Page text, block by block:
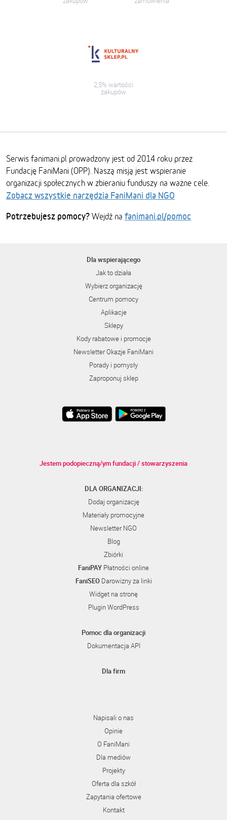
2,5% wartości
zakupów
Serwis fanimani.pl prowadzony jest od 2014 roku przez
Fundację FaniMani (OPP). Naszą misją jest wspieranie
organizacji społecznych w zbieraniu funduszy na ważne cele.
Zobacz wszystkie narzędzia FaniMani dla NGO
Potrzebujesz pomocy? Wejdź na fanimani.pl/pomoc
Dla wspierającego
Jak to działa
Wybierz organizację
Centrum pomocy
Aplikacje
Sklepy
Kody rabatowe i promocje
Newsletter Okazje FaniMani
Porady i pomysły
Zaproponuj sklep
Jestem podopieczną/ym fundacji / stowarzyszenia
DLA ORGANIZACJI:
Dodaj organizację
Materiały promocyjne
Newsletter NGO
Blog
Zbiórki
FaniPAY Płatności online
FaniSEODarowizny za linki
Widget na stronę
Plugin WordPress
Pomoc dla organizacji
Dokumentacja API
Dla firm
Napisali o nas
Opinie
O FaniMani
Dla mediów
Projekty
Oferta dla szkół
Zapytania ofertowe
Kontakt